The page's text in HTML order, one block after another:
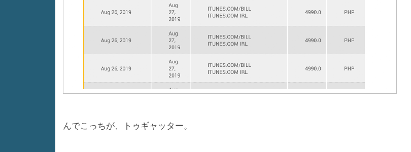
んでこっちが、トゥギャッター。